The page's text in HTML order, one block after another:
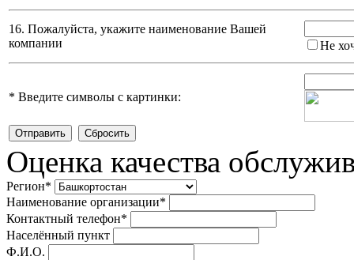
16. Пожалуйста, укажите наименование Вашей
компании
Не
* Введите символы с картинки:
Оценка качества
Регион*
Наименование организации*
Контактный телефон*
Населённый пункт
Ф.И.О.